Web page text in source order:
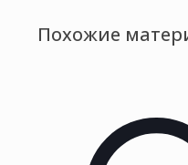
Похожие